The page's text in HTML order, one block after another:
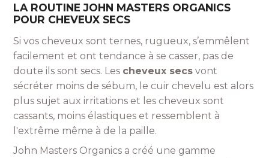
LA ROUTINE JOHN MASTERS ORGANICS
POUR CHEVEUX SECS
Si vos cheveux sont ternes, rugueux, s’emmêlent
facilement et ont tendance à se casser, pas de
doute ils sont secs. Les cheveux secs vont
sécréter moins de sébum, le cuir chevelu est alors
plus sujet aux irritations et les cheveux sont
cassants, moins élastiques et ressemblent à
l'extrême même à de la paille.
John Masters Organics a créé une gamme